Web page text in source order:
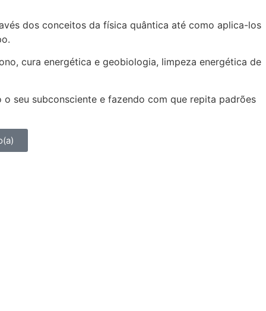
dos conceitos da física quântica até como aplica-los
cura energética e geobiologia, limpeza energética de
seu subconsciente e fazendo com que repita padrões